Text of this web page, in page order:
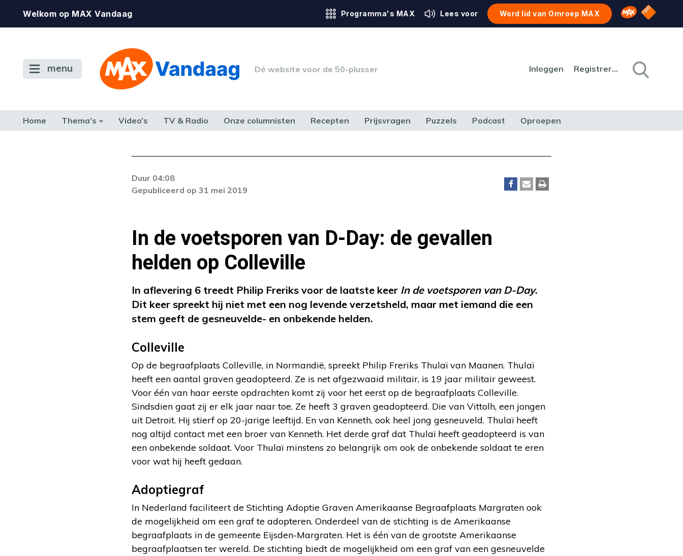
Welkom op MAX Vandaag Programma's MAX Lees voor Word lid van Omroep MAX Omroep MAX
NPO
menu Dé website voor de 50-plusser Inloggen Registreren
Home Thema’s Video’s TV & Radio Onze columnisten Recepten Prijsvragen Puzzels Podcast Oproepen
Duur 04:08
Gepubliceerd op 31 mei 2019
In de voetsporen van D-Day: de gevallen
helden op Colleville
In aflevering 6 treedt Philip Freriks voor de laatste keer In de voetsporen van D-Day.
Dit keer spreekt hij niet met een nog levende verzetsheld, maar met iemand die een
stem geeft de gesneuvelde- en onbekende helden.
Colleville
Op de begraafplaats Colleville, in Normandië, spreekt Philip Freriks Thulaï van Maanen. Thulaï
heeft een aantal graven geadopteerd. Ze is net afgezwaaid militair, is 19 jaar militair geweest.
Voor één van haar eerste opdrachten komt zij voor het eerst op de begraafplaats Colleville.
Sindsdien gaat zij er elk jaar naar toe. Ze heeft 3 graven geadopteerd. Die van Vittolh, een jongen
uit Detroit. Hij stierf op 20-jarige leeftijd. En van Kenneth, ook heel jong gesneuveld. Thulaï heeft
nog altijd contact met een broer van Kenneth. Het derde graf dat Thulaï heeft geadopteerd is van
een onbekende soldaat. Voor Thulaï minstens zo belangrijk om ook de onbekende soldaat te eren
voor wat hij heeft gedaan.
Adoptiegraf
In Nederland faciliteert de Stichting Adoptie Graven Amerikaanse Begraafplaats Margraten ook
de mogelijkheid om een graf te adopteren. Onderdeel van de stichting is de Amerikaanse
begraafplaats in de gemeente Eijsden-Margraten. Het is één van de grootste Amerikaanse
begraafplaatsen ter wereld. De stichting biedt de mogelijkheid om een graf van een gesneuvelde